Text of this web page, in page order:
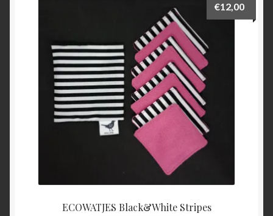
ECOWATJES Black&White Stripes
€12,00